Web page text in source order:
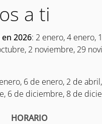
a ti
2026: 2 enero, 4 enero,
2 noviembre, 29
6 de enero, 2 de
6 de diciembre, 8 de
HORARIO